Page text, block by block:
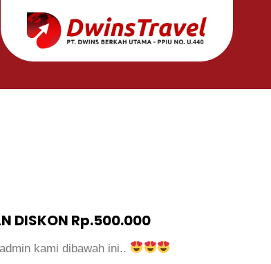
DISKON Rp.500.000
kami dibawah ini..